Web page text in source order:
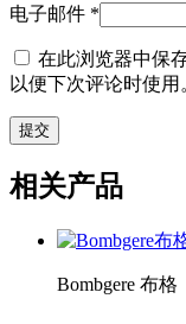
电子邮件 *
在此浏览器中保
以便下次评论时使用
相关产品
Bombgere 布格